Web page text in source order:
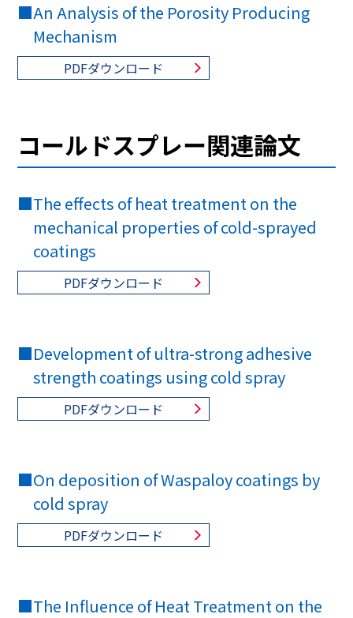
■An Analysis of the Porosity Producing
Mechanism
PDFダウンロード
コールドスプレー関連論文
■The effects of heat treatment on the
mechanical properties of cold-sprayed
coatings
PDFダウンロード
■Development of ultra-strong adhesive
strength coatings using cold spray
PDFダウンロード
■On deposition of Waspaloy coatings by
cold spray
PDFダウンロード
■The Influence of Heat Treatment on the